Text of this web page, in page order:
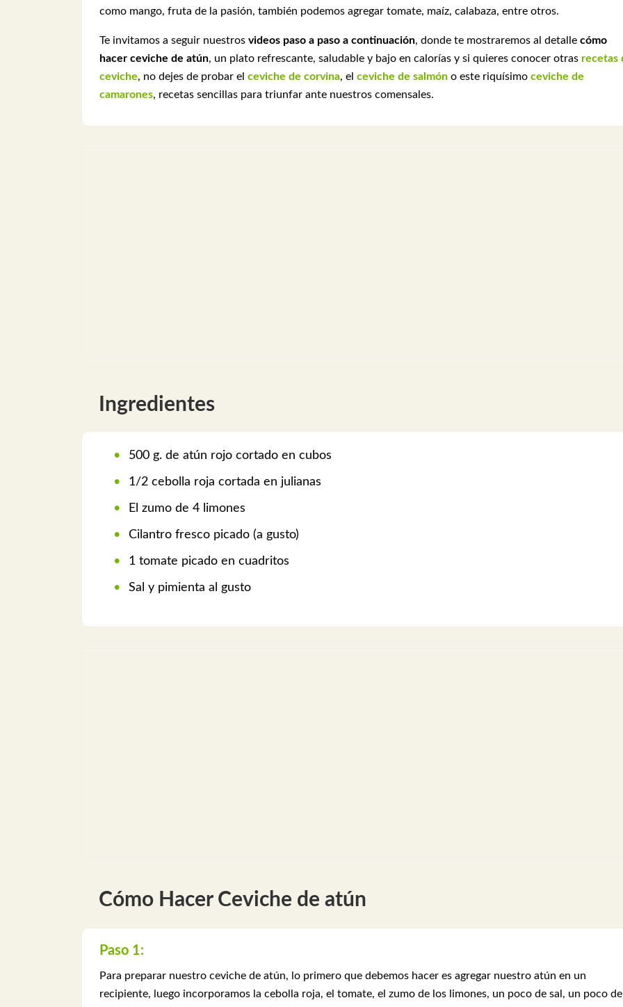
como mango, fruta de la pasión, también podemos agregar tomate, maíz, calabaza, entre otros.
Te invitamos a seguir nuestros videos paso a paso a continuación, donde te mostraremos al detalle cómo
hacer ceviche de atún, un plato refrescante, saludable y bajo en calorías y si quieres conocer otras recetas
ceviche, no dejes de probar el ceviche de corvina, el ceviche de salmón o este riquísimo ceviche de
camarones, recetas sencillas para triunfar ante nuestros comensales.
Ingredientes
500 g. de atún rojo cortado en cubos
1/2 cebolla roja cortada en julianas
El zumo de 4 limones
Cilantro fresco picado (a gusto)
1 tomate picado en cuadritos
Sal y pimienta al gusto
Cómo Hacer Ceviche de atún
Paso 1:
Para preparar nuestro ceviche de atún, lo primero que debemos hacer es agregar nuestro atún en un
recipiente, luego incorporamos la cebolla roja, el tomate, el zumo de los limones, un poco de sal, un poco de